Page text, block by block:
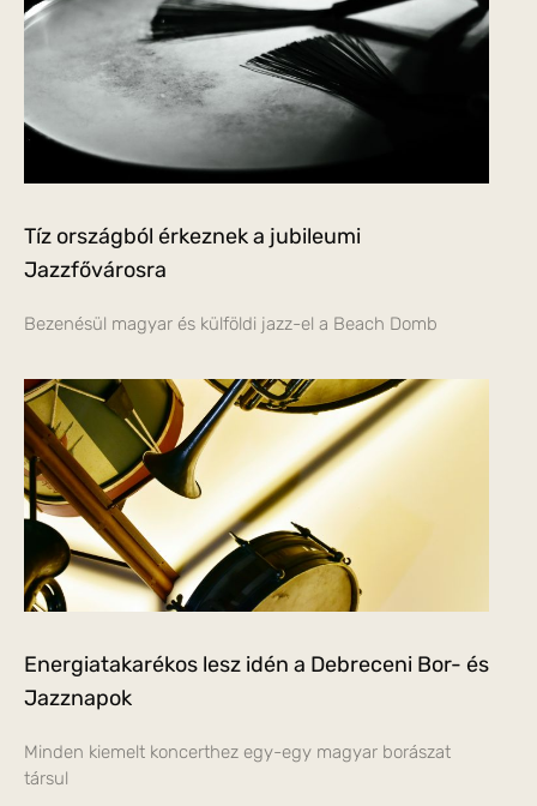
Tíz országból érkeznek a jubileumi
Jazzfővárosra
Bezenésül magyar és külföldi jazz-el a Beach Domb
Energiatakarékos lesz idén a Debreceni Bor- és
Jazznapok
Minden kiemelt koncerthez egy-egy magyar borászat
társul